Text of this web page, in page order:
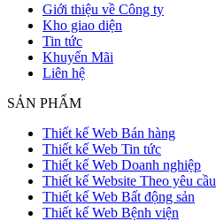
Giới thiệu về Công ty
Kho giao diện
Tin tức
Khuyến Mãi
Liên hệ
SẢN PHẨM
Thiết kế Web Bán hàng
Thiết kế Web Tin tức
Thiết kế Web Doanh nghiệp
Thiết kế Website Theo yêu cầu
Thiết kế Web Bất động sản
Thiết kế Web Bệnh viện